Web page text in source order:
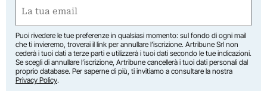
(Obbligatorio)
Puoi rivedere le tue preferenze in qualsiasi momento: sul fondo di ogni mail
che ti invieremo, troverai il link per annullare l’iscrizione. Artribune Srl non
cederà i tuoi dati a terze parti e utilizzerà i tuoi dati secondo le tue indicazioni.
Se scegli di annullare l’iscrizione, Artribune cancellerà i tuoi dati personali dal
proprio database. Per saperne di più, ti invitiamo a consultare la nostra
Privacy Policy.